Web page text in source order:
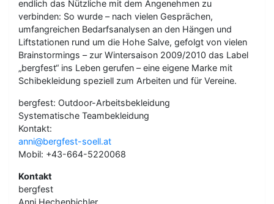
endlich das Nützliche mit dem Angenehmen zu
verbinden: So wurde – nach vielen Gesprächen,
umfangreichen Bedarfsanalysen an den Hängen und
Liftstationen rund um die Hohe Salve, gefolgt von vielen
Brainstormings – zur Wintersaison 2009/2010 das Label
„bergfest“ ins Leben gerufen – eine eigene Marke mit
Schibekleidung speziell zum Arbeiten und für Vereine.
bergfest: Outdoor-Arbeitsbekleidung
Systematische Teambekleidung
Kontakt:
anni@bergfest-soell.at
Mobil: +43-664-5220068
Kontakt
bergfest